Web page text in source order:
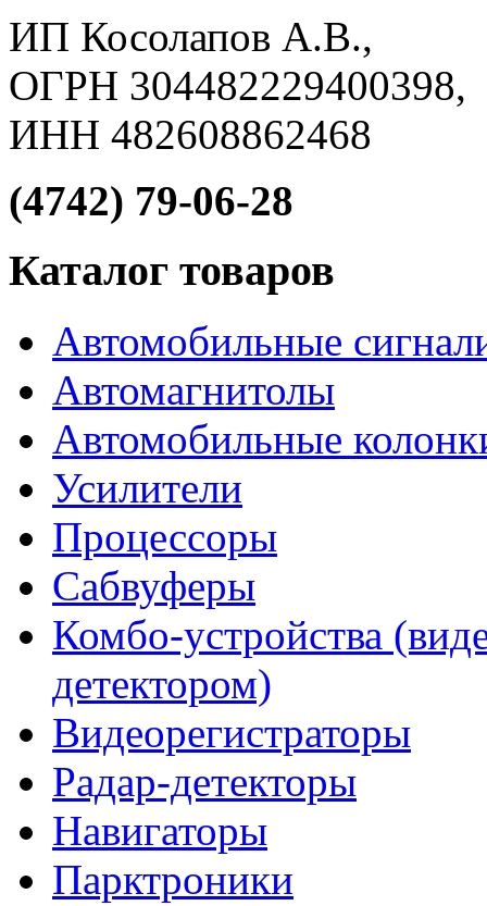
ИП Косолапов А.В.,
ОГРН 304482229400398,
ИНН 482608862468
(4742) 79-06-28
Каталог товаров
Автомобильные
Автомагнитолы
Автомобильные
Усилители
Процессоры
Сабвуферы
Комбо-устройства
детектором)
Видеорегистраторы
Радар-детекторы
Навигаторы
Парктроники